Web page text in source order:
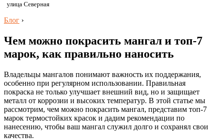
улица Северная
Блог ›
Чем можно покрасить мангал и топ-7
марок, как правильно наносить
Владельцы мангалов понимают важность их поддержания,
особенно при регулярном использовании. Правильная
покраска не только улучшает внешний вид, но и защищает
металл от коррозии и высоких температур. В этой статье мы
рассмотрим, чем можно покрасить мангал, представим топ-7
марок термостойких красок и дадим рекомендации по
нанесению, чтобы ваш мангал служил долго и сохранял свои
качества.